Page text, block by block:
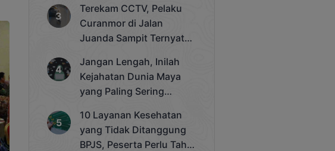
Cup 2025
Terekam CCTV, Pelaku
Curanmor di Jalan
Juanda Sampit Ternyata
Jangan Lengah, Inilah
Kejahatan Dunia Maya
yang Paling Sering
10 Layanan Kesehatan
yang Tidak Ditanggung
BPJS, Peserta Perlu Tahu